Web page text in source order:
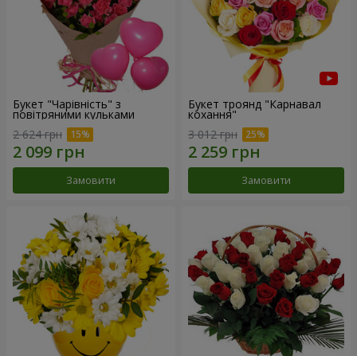
Букет "Чарівність" з
повітряними кульками
2 624 грн
Замовити
Букет троянд "Карнавал
кохання"
3 012 грн
Замовити